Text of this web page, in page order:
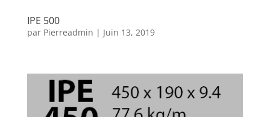
IPE 500
par Pierreadmin | Juin 13, 2019